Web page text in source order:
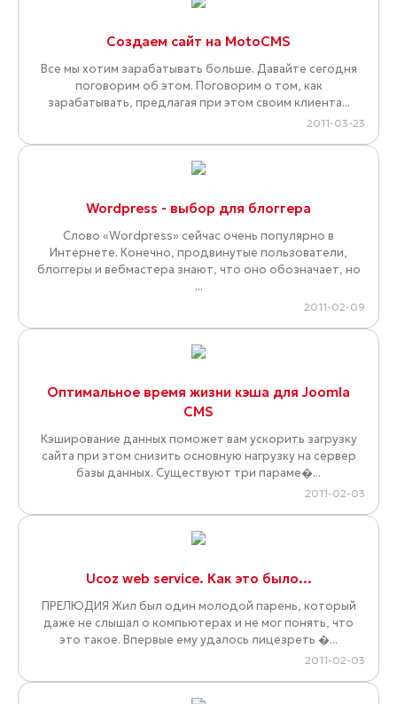
Создаем сайт на MotoCMS
Все мы хотим зарабатывать больше. Давайте сегодня
поговорим об этом. Поговорим о том, как
зарабатывать, предлагая при этом своим клиента...
2011-03-23
Wordpress - выбор для блоггера
Слово «Wordpress» сейчас очень популярно в
Интернете. Конечно, продвинутые пользователи,
блоггеры и вебмастера знают, что оно обозначает, но
...
2011-02-09
Оптимальное время жизни кэша для Joomla
CMS
Кэширование данных поможет вам ускорить загрузку
сайта при этом снизить основную нагрузку на сервер
базы данных. Существуют три параме�...
2011-02-03
Ucoz web service. Как это было…
ПРЕЛЮДИЯ Жил был один молодой парень, который
даже не слышал о компьютерах и не мог понять, что
это такое. Впервые ему удалось лицезреть �...
2011-02-03